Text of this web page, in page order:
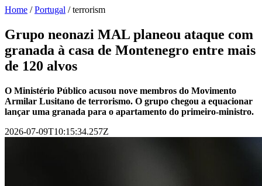
Home /Portugal /terrorism
Grupo neonazi MAL planeou ataque com
granada à casa de Montenegro entre mais
de 120 alvos
O Ministério Público acusou nove membros do Movimento
Armilar Lusitano de terrorismo. O grupo chegou a equacionar
lançar uma granada para o apartamento do primeiro-ministro.
2026-07-09T10:15:34.257Z